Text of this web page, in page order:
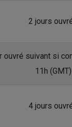
2 jours
ouvré suivant si
11h (GMT)
4 jours